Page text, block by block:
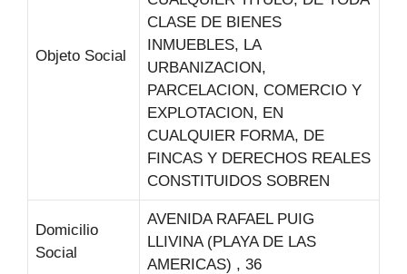
Objeto Social
CLASE DE BIENES
INMUEBLES, LA
URBANIZACION,
PARCELACION, COMERCIO Y
EXPLOTACION, EN
CUALQUIER FORMA, DE
FINCAS Y DERECHOS REALES
CONSTITUIDOS SOBREN
Domicilio
Social
AVENIDA RAFAEL PUIG
LLIVINA (PLAYA DE LAS
AMERICAS) , 36